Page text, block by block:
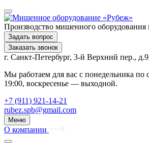
Производство мишенного оборудования
Задать вопрос
Заказать звонок
г. Санкт-Петербург, 3-й Верхний пер.,
Мы работаем для вас с понедельника по
19:00, воскресенье — выходной.
+7 (911) 921-14-21
rubez.spb@gmail.com
Меню
О компании